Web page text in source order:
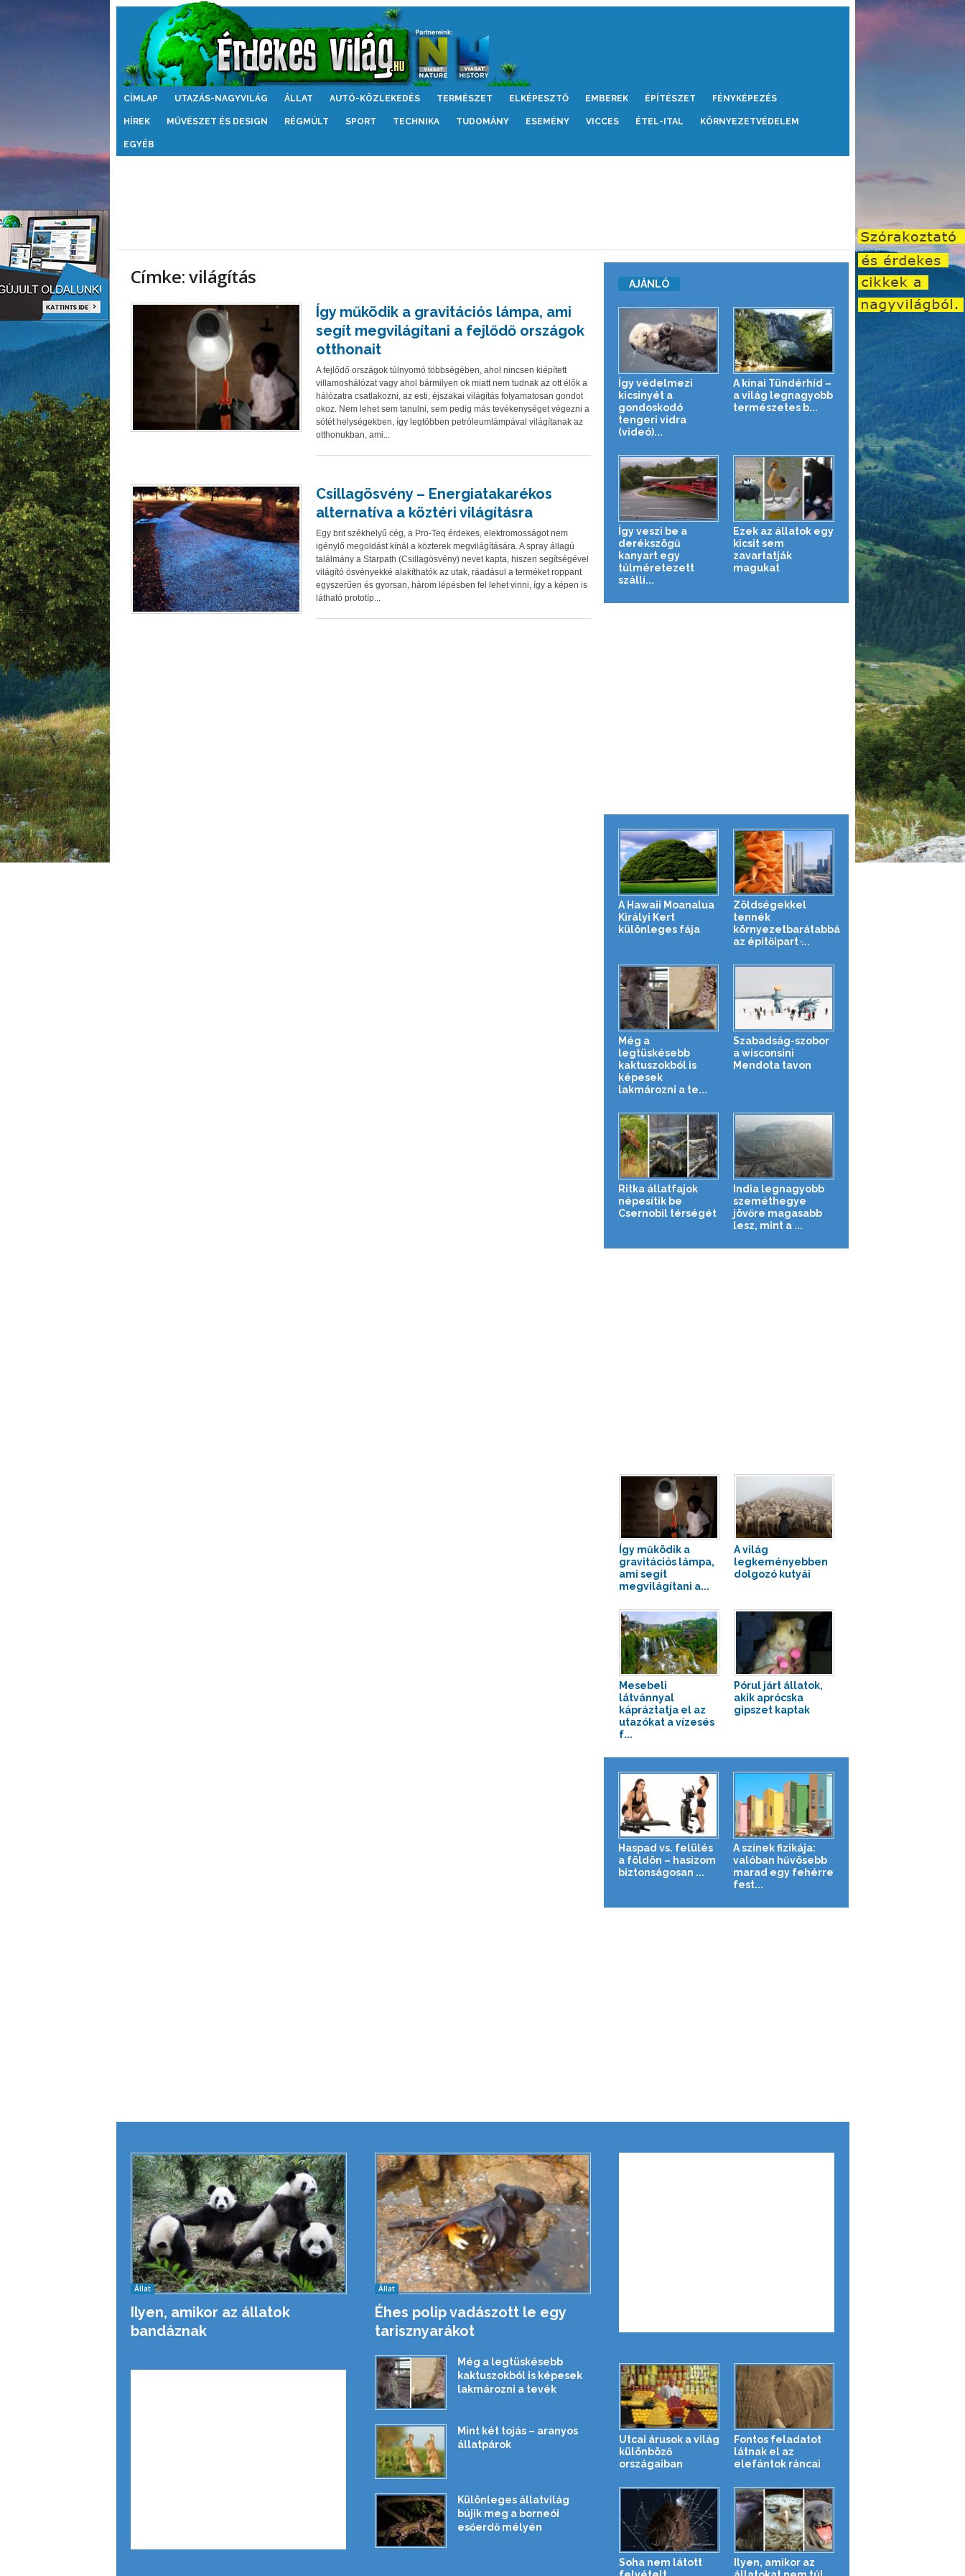
Érdekes
CÍMLAP UTAZÁS-NAGYVILÁG ÁLLAT AUTÓ-KÖZLEKEDÉS TERMÉSZET ELKÉPESZTŐ EMBEREK ÉPÍTÉSZET FÉNYKÉPEZÉS
HÍREK MŰVÉSZET ÉS DESIGN RÉGMÚLT SPORT TECHNIKA TUDOMÁNY ESEMÉNY VICCES ÉTEL-ITAL KÖRNYEZETVÉDELEM
EGYÉB
Címke: világítás
Így működik a gravitációs lámpa, ami
segít megvilágítani a fejlődő országok
otthonait
A fejlődő országok túlnyomó többségében, ahol nincsen kiépített
villamoshálózat vagy ahol bármilyen ok miatt nem tudnak az ott élők a
hálózatra csatlakozni, az esti, éjszakai világítás folyamatosan gondot
okoz. Nem lehet sem tanulni, sem pedig más tevékenységet végezni a
sötét helységekben, így legtöbben petróleumlámpával világítanak az
otthonukban, ami...
Csillagösvény – Energiatakarékos
alternatíva a köztéri világításra
Egy brit székhelyű cég, a Pro-Teq érdekes, elektromosságot nem
igénylő megoldást kínál a közterek megvilágítására. A spray állagú
találmány a Starpath (Csillagösvény) nevet kapta, hiszen segítségével
világító ösvényekké alakíthatók az utak, ráadásul a terméket roppant
egyszerűen és gyorsan, három lépésben fel lehet vinni, így a képen is
látható prototíp...
AJÁNLÓ
Így védelmezi
kicsinyét a
gondoskodó
tengeri vidra
(videó)...
A kínai Tündérhíd –
a világ legnagyobb
természetes b...
Így veszi be a
derékszögű
kanyart egy
túlméretezett
szállí...
Ezek az állatok egy
kicsit sem
zavartatják
magukat
A Hawaii Moanalua
Királyi Kert
különleges fája
Zöldségekkel
tennék
környezetbarátabbá
az építőipart ̵...
Még a
legtüskésebb
kaktuszokból is
képesek
lakmározni a te...
Szabadság-szobor
a wisconsini
Mendota tavon
Ritka állatfajok
népesítik be
Csernobil térségét
India legnagyobb
szeméthegye
jövőre magasabb
lesz, mint a ...
Így működik a
gravitációs lámpa,
ami segít
megvilágítani a...
A világ
legkeményebben
dolgozó kutyái
Mesebeli
látvánnyal
kápráztatja el az
utazókat a vízesés
f...
Pórul járt állatok,
akik aprócska
gipszet kaptak
Haspad vs. felülés
a földön – hasizom
biztonságosan ...
A színek fizikája:
valóban hűvösebb
marad egy fehérre
fest...
Állat
Ilyen, amikor az állatok
bandáznak
Állat
Éhes polip vadászott le egy
tarisznyarákot
Még a legtüskésebb
kaktuszokból is képesek
lakmározni a tevék
Mint két tojás – aranyos
állatpárok
Különleges állatvilág
bújik meg a borneói
esőerdő mélyén
Utcai árusok a világ
különböző
országaiban
Fontos feladatot
látnak el az
elefántok ráncai
Soha nem látott
Ilyen, amikor az